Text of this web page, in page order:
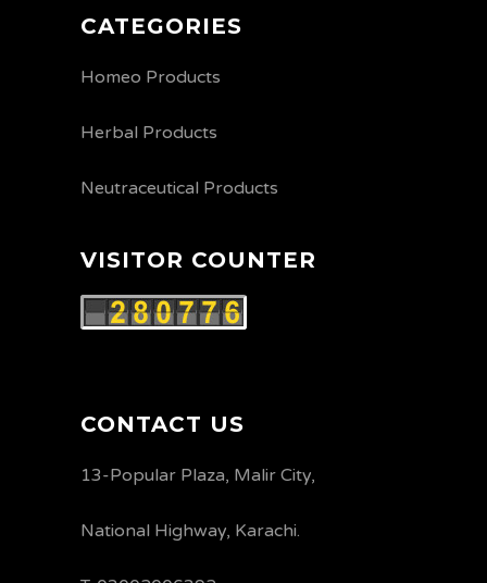
CATEGORIES
Homeo Products
Herbal Products
Neutraceutical Products
VISITOR COUNTER
CONTACT US
13-Popular Plaza, Malir City,
National Highway, Karachi.